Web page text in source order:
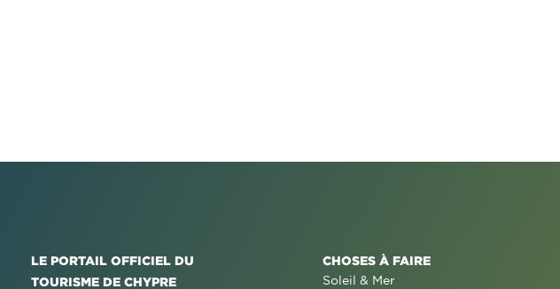
LE PORTAIL OFFICIEL DU
TOURISME DE CHYPRE
CHOSES À FAIRE
Soleil & Mer